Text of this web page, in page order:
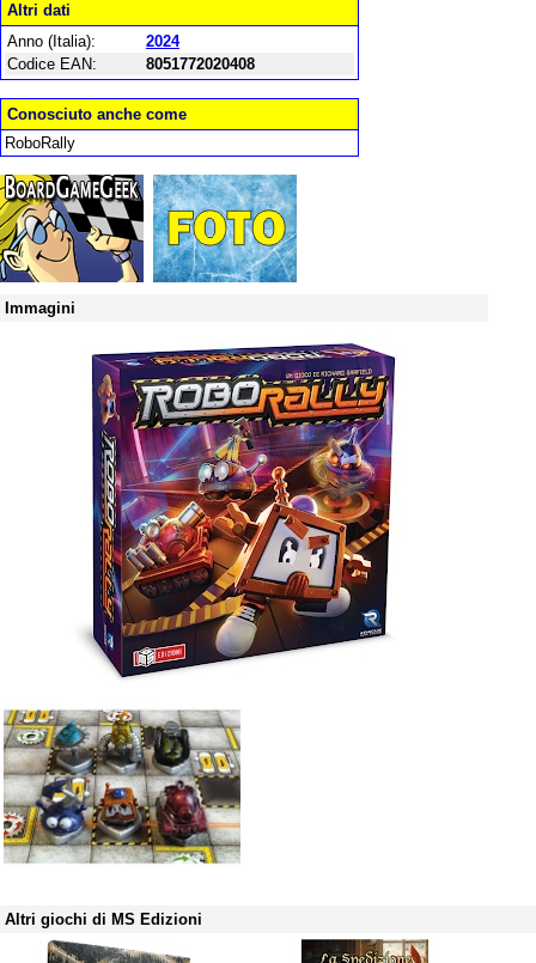
Altri dati
Anno (Italia):
2024
Codice EAN:
8051772020408
Conosciuto anche come
RoboRally
Immagini
Altri giochi di MS Edizioni